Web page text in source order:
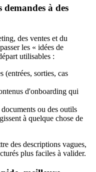
demandes à des
des ventes et du
les « idées de
utilisables :
(entrées, sorties, cas
d'onboarding qui
ou des outils
à quelque chose de
des descriptions vagues,
plus faciles à valider.